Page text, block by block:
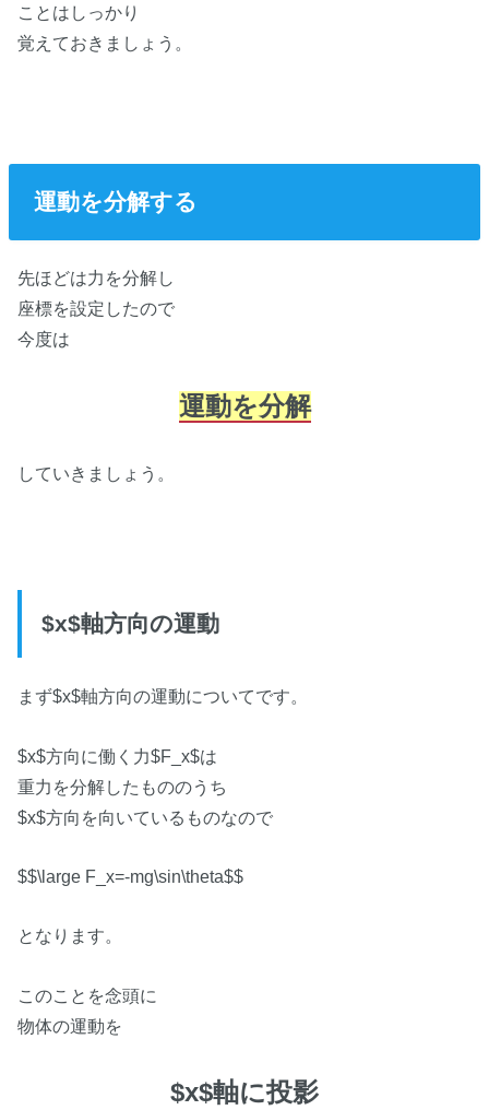
ことはしっかり
覚えておきましょう。
運動を分解する
先ほどは力を分解し
座標を設定したので
今度は
運動を分解
していきましょう。
$x$軸方向の運動
まず$x$軸方向の運動についてです。
$x$方向に働く力$F_x$は
重力を分解したもののうち
$x$方向を向いているものなので
$$\large F_x=-mg\sin\theta$$
となります。
このことを念頭に
物体の運動を
$x$軸に投影